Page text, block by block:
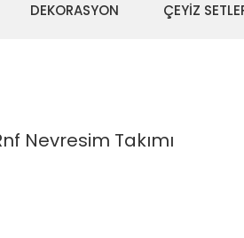
DEKORASYON ÇEYİZ
Nevresim Takımı